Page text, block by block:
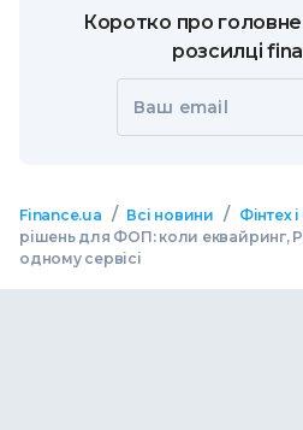
Коротко про
розсилці
Ваш email
Finance.ua / Всі новини / Фінтех
рішень для ФОП: коли еквайринг,
одному сервісі